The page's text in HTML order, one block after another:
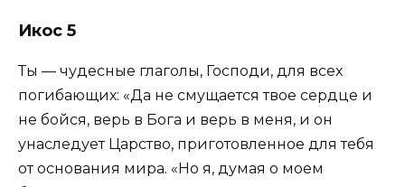
Икос 5
Ты — чудесные глаголы, Господи, для всех
погибающих: «Да не смущается твое сердце и
не бойся, верь в Бога и верь в меня, и он
унаследует Царство, приготовленное для тебя
от основания мира. «Но я, думая о моем